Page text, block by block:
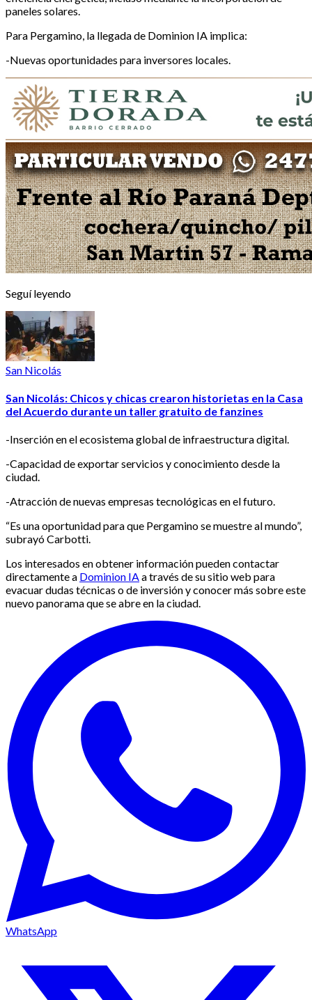
paneles solares.
Para Pergamino, la llegada de Dominion IA implica:
-Nuevas oportunidades para inversores locales.
Seguí leyendo
San Nicolás
San Nicolás: Chicos y chicas crearon historietas en la Casa
del Acuerdo durante un taller gratuito de fanzines
-Inserción en el ecosistema global de infraestructura digital.
-Capacidad de exportar servicios y conocimiento desde la
ciudad.
-Atracción de nuevas empresas tecnológicas en el futuro.
“Es una oportunidad para que Pergamino se muestre al mundo”,
subrayó Carbotti.
Los interesados en obtener información pueden contactar
directamente a Dominion IAa través de su sitio web para
evacuar dudas técnicas o de inversión y conocer más sobre este
nuevo panorama que se abre en la ciudad.
WhatsApp